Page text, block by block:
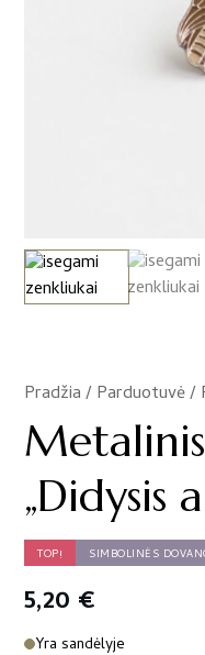
Pradžia/Parduotuvė/
„Didysis
TOP! SIMBOLINĖS
5,20 €
Yra sandėlyje